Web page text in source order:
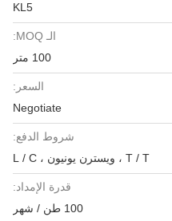
KL5
الـ MOQ:
100 متر
السعر:
Negotiate
شروط الدفع:
T / T ، ويسترن يونيون ، L / C
قدرة الإمداد:
100 طن / شهر